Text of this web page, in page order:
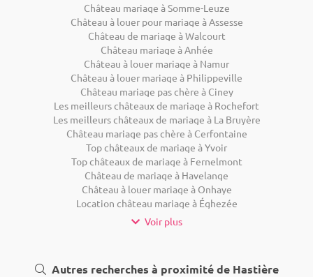
Château mariage à Somme-Leuze
Château à louer pour mariage à Assesse
Château de mariage à Walcourt
Château mariage à Anhée
Château à louer mariage à Namur
Château à louer mariage à Philippeville
Château mariage pas chère à Ciney
Les meilleurs châteaux de mariage à Rochefort
Les meilleurs châteaux de mariage à La Bruyère
Château mariage pas chère à Cerfontaine
Top châteaux de mariage à Yvoir
Top châteaux de mariage à Fernelmont
Château de mariage à Havelange
Château à louer mariage à Onhaye
Location château mariage à Éghezée
Voir plus
Autres recherches à proximité de Hastière